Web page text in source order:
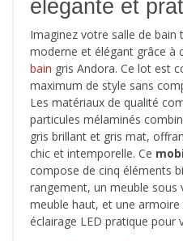
élégante et
Imaginez votre salle de
moderne et élégant grâce à
bain gris Andora. Ce lot est
maximum de style sans
Les matériaux de qualité
particules mélaminés
gris brillant et gris mat,
chic et intemporelle. Ce
compose de cinq éléments
rangement, un meuble sous
meuble haut, et une armoire
éclairage LED pratique pour